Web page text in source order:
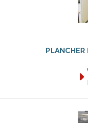
PLANCHER